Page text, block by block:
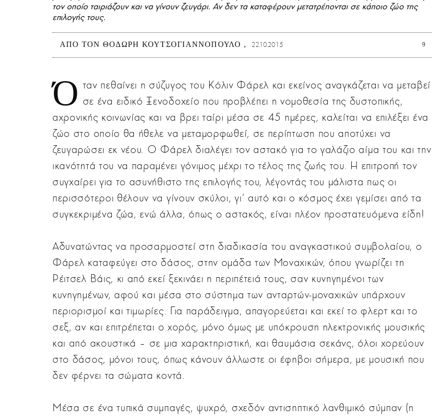
τον οποίο ταιριάζουν και να γίνουν ζευγάρι. Αν δεν τα καταφέρουν μετατρέπονται σε κάποιο ζώο της
επιλογής τους.
ΑΠΟ ΤΟΝ ΘΟΔΩΡΗ ΚΟΥΤΣΟΓΙΑΝΝΟΠΟΥΛΟ 22.10.2015 9
Ό ταν πεθαίνει η σύζυγος του Κόλιν Φάρελ και εκείνος αναγκάζεται να μεταβεί
σε ένα ειδικό Ξενοδοχείο που προβλέπει η νομοθεσία της δυστοπικής,
αχρονικής κοινωνίας και να βρει ταίρι μέσα σε 45 ημέρες, καλείται να επιλέξει ένα
ζώο στο οποίο θα ήθελε να μεταμορφωθεί, σε περίπτωση που αποτύχει να
ζευγαρώσει εκ νέου. Ο Φάρελ διαλέγει τον αστακό για το γαλάζιο αίμα του και την
ικανότητά του να παραμένει γόνιμος μέχρι το τέλος της ζωής του. Η επιτροπή τον
συγχαίρει για το ασυνήθιστο της επιλογής του, λέγοντάς του μάλιστα πως οι
περισσότεροι θέλουν να γίνουν σκύλοι, γι' αυτό και ο κόσμος έχει γεμίσει από τα
συγκεκριμένα ζώα, ενώ άλλα, όπως ο αστακός, είναι πλέον προστατευόμενα είδη!
Αδυνατώντας να προσαρμοστεί στη διαδικασία του αναγκαστικού συμβολαίου, ο
Φάρελ καταφεύγει στο δάσος, στην ομάδα των Μοναχικών, όπου γνωρίζει τη
Ρέιτσελ Βάις, κι από εκεί ξεκινάει η περιπέτειά τους, σαν κυνηγημένοι των
κυνηγημένων, αφού και μέσα στο σύστημα των ανταρτών-μοναχικών υπάρχουν
περιορισμοί και τιμωρίες. Για παράδειγμα, απαγορεύεται και εκεί το φλερτ και το
σεξ, αν και επιτρέπεται ο χορός, μόνο όμως με υπόκρουση ηλεκτρονικής μουσικής
και από ακουστικά – σε μια χαρακτηριστική, και θαυμάσια σεκάνς, όλοι χορεύουν
στο δάσος, μόνοι τους, όπως κάνουν άλλωστε οι έφηβοι σήμερα, με μουσική που
δεν φέρνει τα σώματα κοντά.
Μέσα σε ένα τυπικά συμπαγές, ψυχρό, σχεδόν αντισηπτικό λανθιμικό σύμπαν (η